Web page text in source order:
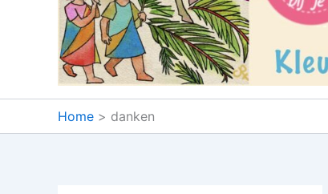
Home danken